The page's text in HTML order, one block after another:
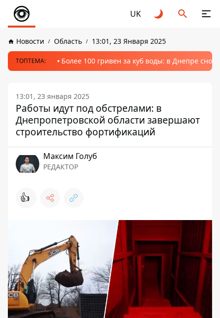
UK
Новости Область 13:01, 23 Января 2025
ТОПТЕМА: Более 100 гривен за куб воды: в Днепре
13:01, 23 января 2025
Работы идут под обстрелами: в
Днепропетровской области завершают
строительство фортификаций
Максим Голуб
РЕДАКТОР
👍